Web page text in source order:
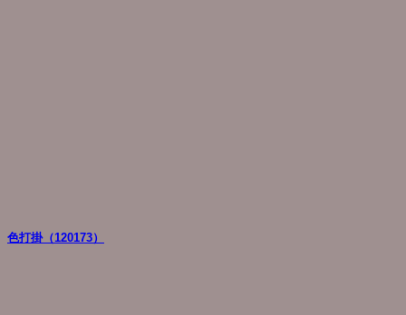
色打掛（120173）